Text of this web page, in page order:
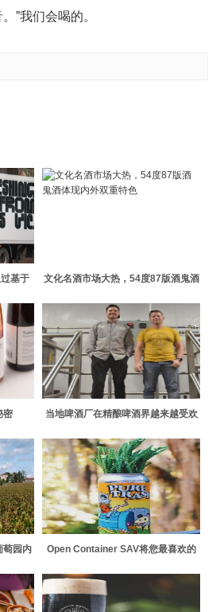
”我们会喝的。
基于
文化名酒市场大热，54度87版酒鬼酒
密
当地啤酒厂在精酿啤酒界越来越受欢
萄园内
Open Container SAV将您最喜欢的